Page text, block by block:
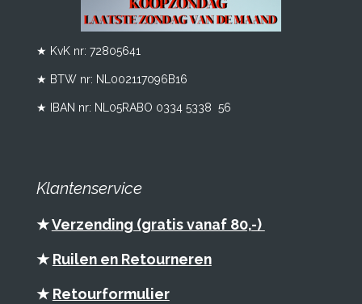
★ KvK nr: 72805641
★ BTW nr: NL002117096B16
★ IBAN nr: NL05RABO 0334 5338 56
Klantenservice
★Verzending (gratis vanaf 80,-)
★ Ruilen en Retourneren
★ Retourformulier